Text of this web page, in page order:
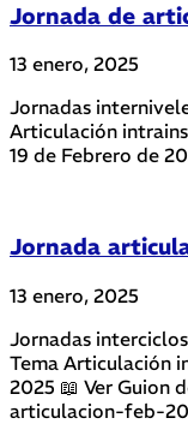
Jornada de
13 enero, 2025
Jornadas
Articulación
19 de Febrero de
Jornada
13 enero, 2025
Jornadas
Tema Articulación
2025 📖 Ver Guion
articulacion-feb-